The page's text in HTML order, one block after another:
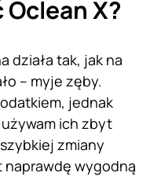
X?
działa tak, jak na
– myje zęby.
jednak
ich zbyt
zmiany
wygodną